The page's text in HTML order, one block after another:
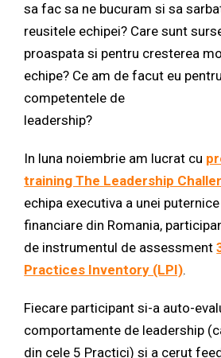
sa fac sa ne bucuram si sa
reusitele echipei? Care sunt
proaspata si pentru cresterea
echipe? Ce am de facut eu
competentele de
leadership?
In luna noiembrie am lucrat cu
training The Leadership
echipa executiva a unei
financiare din Romania,
de instrumentul de assessment
Practices Inventory (LPI).
Fiecare participant si-a auto-
comportamente de leadership
din cele 5 Practici) si a cerut